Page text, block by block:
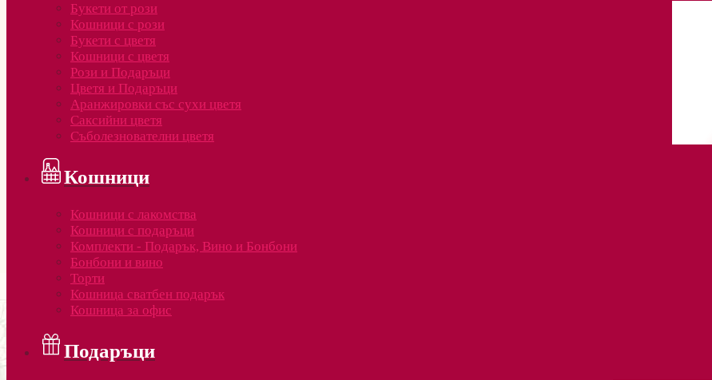
Букети от рози
Кошници с рози
Букети с цветя
Кошници с цветя
Рози и Подаръци
Цветя и Подаръци
Аранжировки със сухи цветя
Саксийни цветя
Съболезнователни цветя
Кошници
Кошници с лакомства
Кошници с подаръци
Комплекти - Подарък, Вино и Бонбони
Бонбони и вино
Торти
Кошница сватбен подарък
Кошница за офис
Подаръци